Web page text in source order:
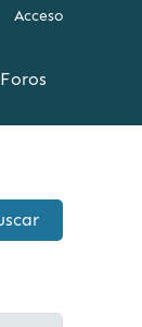
Acceso
Foros